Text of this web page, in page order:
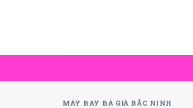
MÁY BAY BÀ GIÀ BẮC NINH